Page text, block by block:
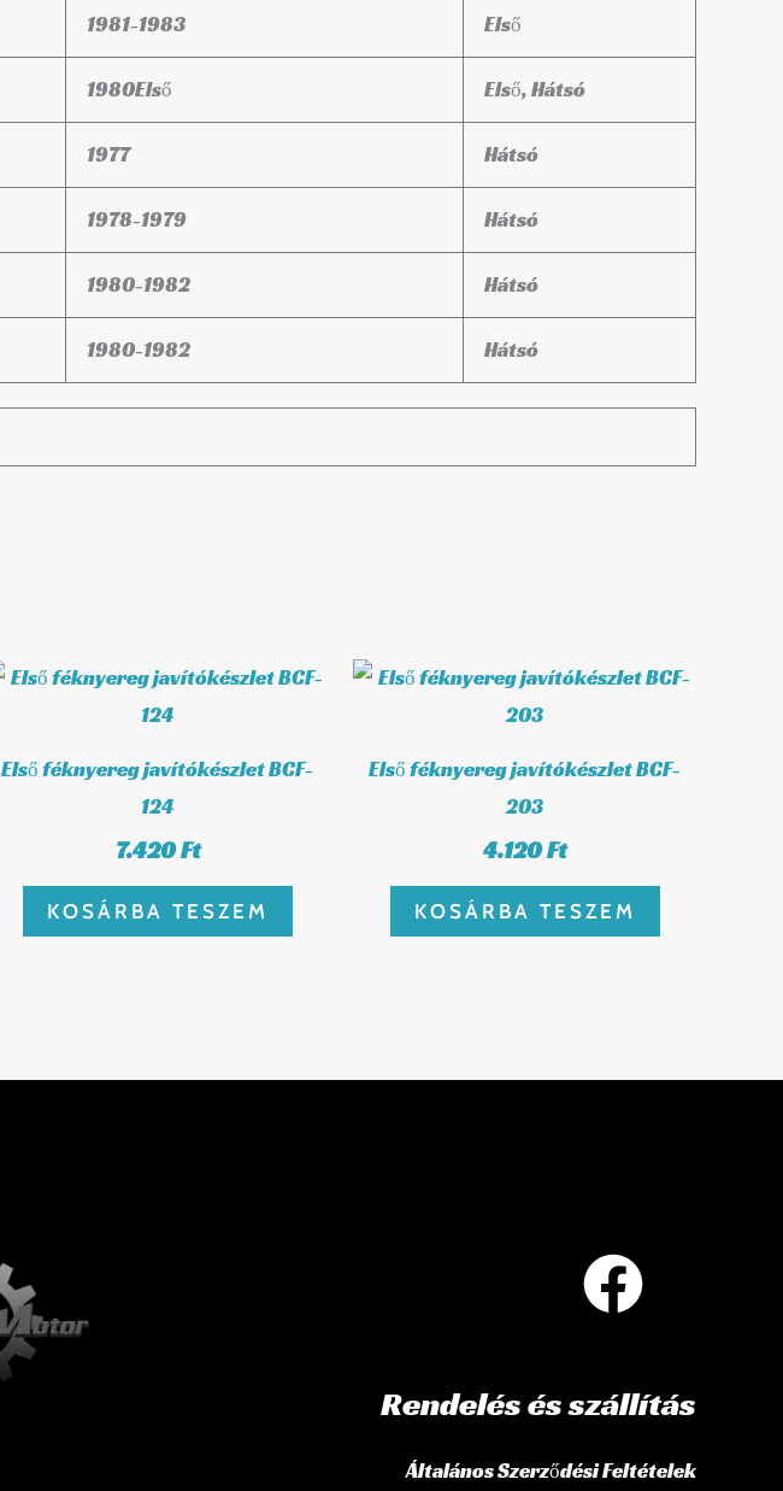
1981-1983 Első
1980Első Első, Hátsó
1977 Hátsó
1978-1979 Hátsó
1980-1982 Hátsó
1980-1982 Hátsó
Első féknyereg javítókészlet BCF-
124
7.420Ft
KOSÁRBA TESZEM
Első féknyereg javítókészlet BCF-
203
4.120Ft
KOSÁRBA TESZEM
Rendelés és szállítás
Általános Szerződési Feltételek